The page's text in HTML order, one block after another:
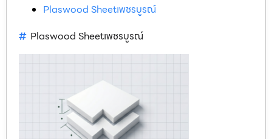
Plaswood Sheetเพชรบูรณ์
Plaswood Sheetเพชรบูรณ์